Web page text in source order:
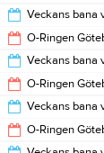
Veckans bana
O-Ringen
Veckans bana
O-Ringen
Veckans bana
O-Ringen